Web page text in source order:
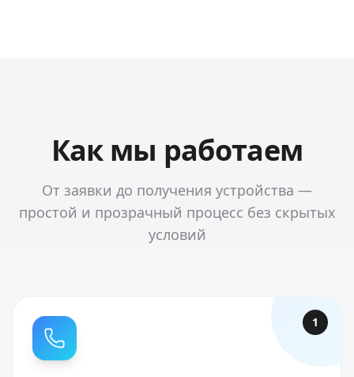
Как мы работаем
От заявки до получения устройства —
простой и прозрачный процесс без скрытых
условий
1